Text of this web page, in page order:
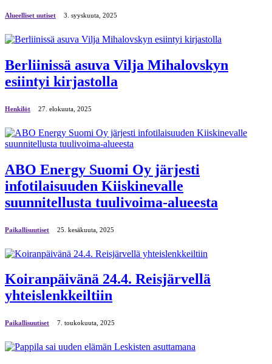
Alueelliset uutiset 3. syyskuuta, 2025
Berliinissä asuva Vilja Mihalovskyn
esiintyi kirjastolla
Henkilöt 27. elokuuta, 2025
ABO Energy Suomi Oy järjesti
infotilaisuuden Kiiskinevalle
suunnitellusta tuulivoima-alueesta
Paikallisuutiset 25. kesäkuuta, 2025
Koiranpäivänä 24.4. Reisjärvellä
yhteislenkkeiltiin
Paikallisuutiset 7. toukokuuta, 2025